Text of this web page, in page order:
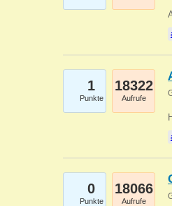
1
Punkte
18322
Aufrufe
0
Punkte
18066
Aufrufe